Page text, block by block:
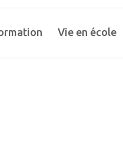
Vie en école